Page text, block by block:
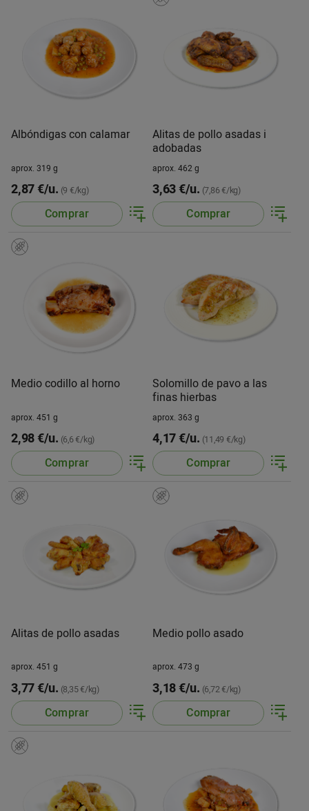
Albóndigas con calamar
aprox. 319 g
2,87 €/u. (9 €/kg)
Comprar
Alitas de pollo asadas i
adobadas
aprox. 462 g
3,63 €/u. (7,86 €/kg)
Comprar
Medio codillo al horno
aprox. 451 g
2,98 €/u. (6,6 €/kg)
Comprar
Solomillo de pavo a las
finas hierbas
aprox. 363 g
4,17 €/u. (11,49 €/kg)
Comprar
Alitas de pollo asadas
aprox. 451 g
3,77 €/u. (8,35 €/kg)
Comprar
Medio pollo asado
aprox. 473 g
3,18 €/u. (6,72 €/kg)
Comprar